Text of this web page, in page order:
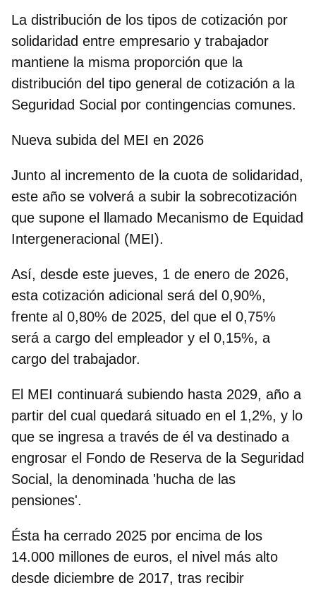
La distribución de los tipos de cotización por
solidaridad entre empresario y trabajador
mantiene la misma proporción que la
distribución del tipo general de cotización a la
Seguridad Social por contingencias comunes.
Nueva subida del MEI en 2026
Junto al incremento de la cuota de solidaridad,
este año se volverá a subir la sobrecotización
que supone el llamado Mecanismo de Equidad
Intergeneracional (MEI).
Así, desde este jueves, 1 de enero de 2026,
esta cotización adicional será del 0,90%,
frente al 0,80% de 2025, del que el 0,75%
será a cargo del empleador y el 0,15%, a
cargo del trabajador.
El MEI continuará subiendo hasta 2029, año a
partir del cual quedará situado en el 1,2%, y lo
que se ingresa a través de él va destinado a
engrosar el Fondo de Reserva de la Seguridad
Social, la denominada 'hucha de las
pensiones'.
Ésta ha cerrado 2025 por encima de los
14.000 millones de euros, el nivel más alto
desde diciembre de 2017, tras recibir